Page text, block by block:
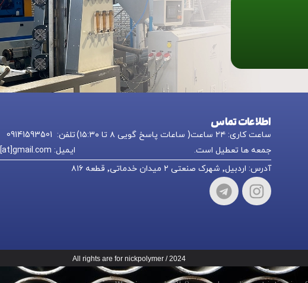
اطلاعات تماس
ساعت کاری: ۲۴ ساعت( ساعات پاسخ گویی ۸ تا ۱۵:۳۰)
جمعه ها تعطیل است.
تلفن: 09141593501
ایمیل: nikkpolymer[at]gmail.com
آدرس: اردبیل٬ شهرک صنعتی ۲ میدان خدماتی٬ قطعه ۸۱۶
All rights are for nickpolymer / 2024